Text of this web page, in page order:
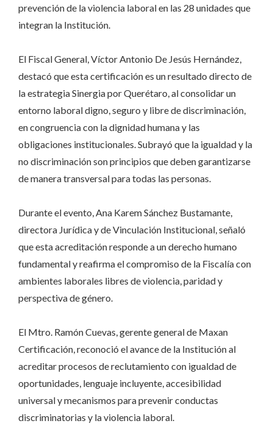
Laboral
Discriminación
prevención de la violencia laboral en las 28 unidades que
integran la Institución.
El Fiscal General, Víctor Antonio De Jesús Hernández,
destacó que esta certificación es un resultado directo de
la estrategia Sinergia por Querétaro, al consolidar un
entorno laboral digno, seguro y libre de discriminación,
en congruencia con la dignidad humana y las
obligaciones institucionales. Subrayó que la igualdad y la
no discriminación son principios que deben garantizarse
de manera transversal para todas las personas.
Durante el evento, Ana Karem Sánchez Bustamante,
directora Jurídica y de Vinculación Institucional, señaló
que esta acreditación responde a un derecho humano
fundamental y reafirma el compromiso de la Fiscalía con
ambientes laborales libres de violencia, paridad y
perspectiva de género.
El Mtro. Ramón Cuevas, gerente general de Maxan
Certificación, reconoció el avance de la Institución al
acreditar procesos de reclutamiento con igualdad de
oportunidades, lenguaje incluyente, accesibilidad
universal y mecanismos para prevenir conductas
discriminatorias y la violencia laboral.